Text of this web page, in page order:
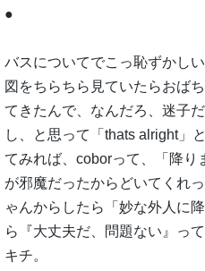
●
バスについてでこっ恥ずかし
図をちらちら見ていたらおば
てきたんで、なんだろ、迷子
し、と思って「thats alright」
てみれば、coborって、「降
が邪魔だったからどいてくれ
ゃんからしたら「妙な外人に
ら『大丈夫だ、問題ない』っ
キチ。